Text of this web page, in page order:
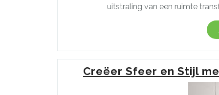
uitstraling van een ruimte
Creëer Sfeer en Stijl